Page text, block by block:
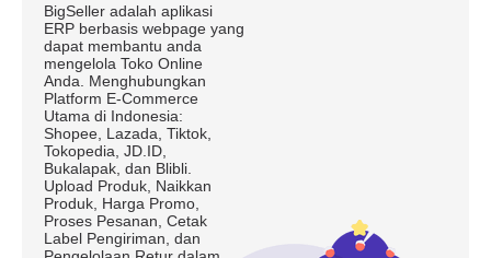
BigSeller adalah aplikasi
ERP berbasis webpage yang
dapat membantu anda
mengelola Toko Online
Anda. Menghubungkan
Platform E-Commerce
Utama di Indonesia:
Shopee, Lazada, Tiktok,
Tokopedia, JD.ID,
Bukalapak, dan Blibli.
Upload Produk, Naikkan
Produk, Harga Promo,
Proses Pesanan, Cetak
Label Pengiriman, dan